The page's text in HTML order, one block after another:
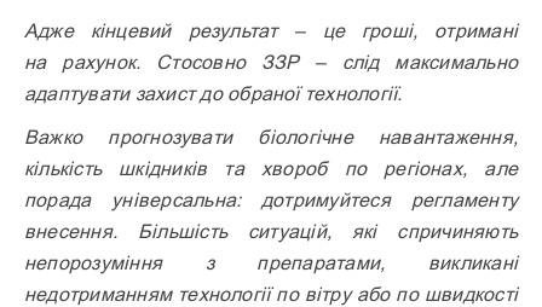
Адже кінцевий результат – це гроші, отримані
на рахунок. Стосовно ЗЗР – слід максимально
адаптувати захист до обраної технології.
Важко прогнозувати біологічне навантаження,
кількість шкідників та хвороб по регіонах, але
порада універсальна: дотримуйтеся регламенту
внесення. Більшість ситуацій, які спричиняють
непорозуміння з препаратами, викликані
недотриманням технології по вітру або по швидкості